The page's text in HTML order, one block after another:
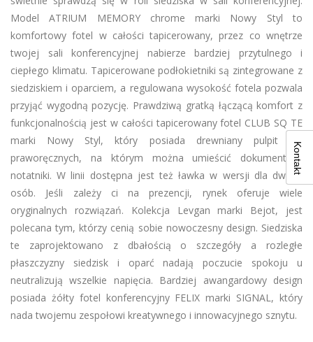
Model ATRIUM MEMORY chrome marki Nowy Styl to
komfortowy fotel w całości tapicerowany, przez co wnętrze
twojej sali konferencyjnej nabierze bardziej przytulnego i
ciepłego klimatu. Tapicerowane podłokietniki są zintegrowane z
siedziskiem i oparciem, a regulowana wysokość fotela pozwala
przyjąć wygodną pozycję. Prawdziwą gratką łączącą komfort z
funkcjonalnością jest w całości tapicerowany fotel CLUB SQ TE
marki Nowy Styl, który posiada drewniany pulpit dla
praworęcznych, na którym można umieścić dokumenty i
notatniki. W linii dostępna jest też ławka w wersji dla dwóch
osób. Jeśli zależy ci na prezencji, rynek oferuje wiele
oryginalnych rozwiązań. Kolekcja Levgan marki Bejot, jest
polecana tym, którzy cenią sobie nowoczesny design. Siedziska
te zaprojektowano z dbałością o szczegóły a rozległe
płaszczyzny siedzisk i oparć nadają poczucie spokoju u
neutralizują wszelkie napięcia. Bardziej awangardowy design
posiada żółty fotel konferencyjny FELIX marki SIGNAL, który
nada twojemu zespołowi kreatywnego i innowacyjnego sznytu.
Kontakt